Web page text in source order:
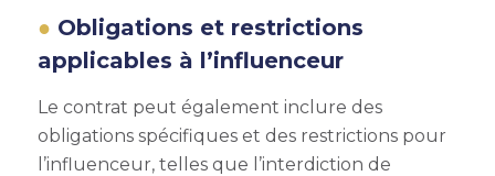
Obligations et restrictions
applicables à l’influenceur
Le contrat peut également inclure des
obligations spécifiques et des restrictions pour
l’influenceur, telles que l’interdiction de